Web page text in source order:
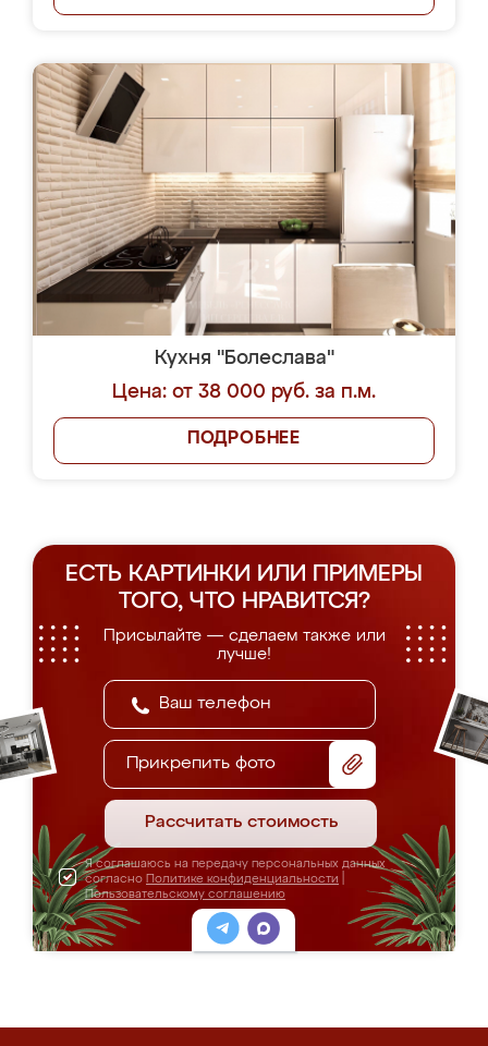
Кухня "Болеслава"
Цена: от 38 000 руб. за п.м.
ПОДРОБНЕЕ
ЕСТЬ КАРТИНКИ ИЛИ ПРИМЕРЫ
ТОГО, ЧТО НРАВИТСЯ?
Присылайте — сделаем также или
лучше!
Прикрепить фото
Рассчитать стоимость
Я соглашаюсь на передачу персональных данных
согласно Политике конфиденциальности
Пользовательскому соглашению